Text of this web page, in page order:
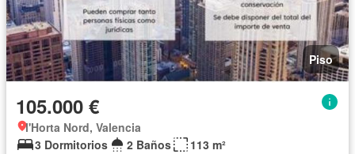
Piso
105.000 €
l'Horta Nord, Valencia
3 Dormitorios
2 Baños 113 m²